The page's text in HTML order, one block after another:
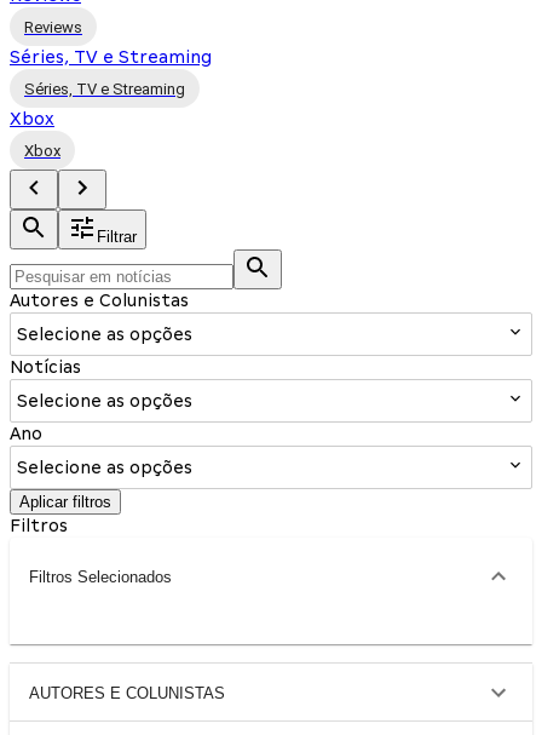
Reviews
Séries, TV e Streaming
Séries, TV e Streaming
Xbox
Xbox
Filtrar
Autores e Colunistas
Selecione as opções
Notícias
Selecione as opções
Ano
Selecione as opções
Aplicar filtros
Filtros
Filtros Selecionados
AUTORES E COLUNISTAS